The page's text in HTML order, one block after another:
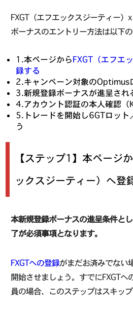
FXGT（エフエックスジーティー）
ボーナスのエントリー方法は以下の
1.本ページからFXGT（エフエ
録する
2.キャンペーン対象のOptimus
3.新規登録ボーナスが進呈され
4.アカウント認証の本人確認（
5.トレードを開始し6GTロッ
う
【ステップ1】本ページ
ックスジーティー）へ登
本新規登録ボーナスの進呈条件と
了が必須事項となります。
FXGTへの登録がまだお済みでない
開始させましょう。すでにFXGTへ
員の場合、このステップはスキップ